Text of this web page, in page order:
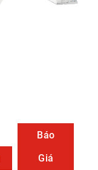
Báo
Giá